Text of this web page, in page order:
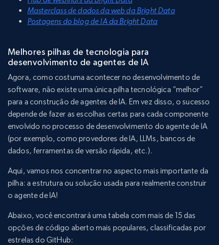
Masterclass de dados da web da Bright Data
Postagens do blog de IA da Bright Data
Melhores pilhas de tecnologia para
desenvolvimento de agentes de IA
Agora, como costuma acontecer no desenvolvimento de
software, não existe uma única pilha tecnológica “melhor”
para a construção de agentes de IA. Em vez disso, o sucesso
depende de fazer as escolhas certas para cada componente
envolvido no processo de desenvolvimento do agente de IA
(por exemplo, como provedores de IA, LLMs, bancos de
dados, ferramentas de versão rápida, etc.).
Aqui, vamos nos concentrar no aspecto mais importante da
pilha: a estrutura ou solução usada para realmente construir
o agente de IA!
Abaixo, você encontrará uma tabela com mais de 15 das
opções de código aberto mais populares, classificadas por
estrelas do GitHub: